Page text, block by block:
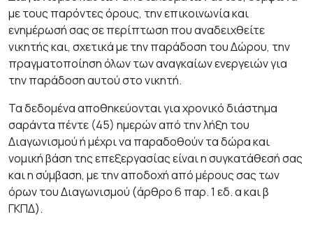
με τους παρόντες όρους, την επικοινωνία και
ενημέρωσή σας σε περίπτωση που αναδειχθείτε
νικητής και, σχετικά με την παράδοση του Δώρου, την
πραγματοποίηση όλων των αναγκαίων ενεργειών για
την παράδοση αυτού στο νικητή.
Τα δεδομένα αποθηκεύονται για χρονικό διάστημα
σαράντα πέντε (45) ημερών από την λήξη του
Διαγωνισμού ή μέχρι να παραδοθούν τα δώρα και
νομική βάση της επεξεργα­σίας είναι η συγκατάθεσή σας
και η σύμβαση, με την αποδοχή από μέρους σας των
όρων του Διαγωνισμού (άρθρο 6 παρ. 1 εδ. α και β
ΓΚΠΔ).